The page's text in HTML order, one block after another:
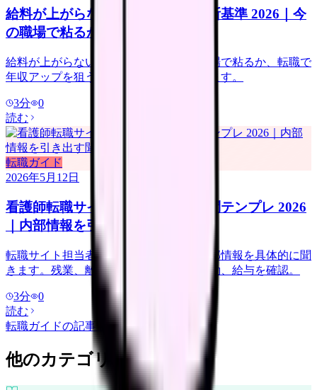
給料が上がらない看護師の転職判断基準 2026｜今
の職場で粘るか移るか
給料が上がらない看護師向けに、今の職場で粘るか、転職で
年収アップを狙うかの判断基準を整理します。
3分
0
読む
転職ガイド
2026年5月12日
看護師転職サイト担当者に聞く質問テンプレ 2026
｜内部情報を引き出す聞き方
転職サイト担当者には、求人票にない内部情報を具体的に聞
きます。残業、離職理由、教育体制、夜勤、給与を確認。
3分
0
読む
転職ガイドの記事をもっと見る
他のカテゴリを探す